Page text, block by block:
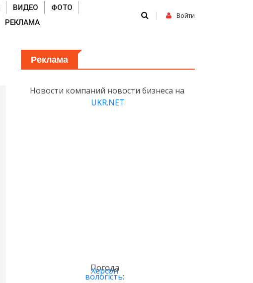
ВИДЕО
ФОТО
РЕКЛАМА
Войти
Реклама
Новости компаний новости бизнеса на
UKR.NET
Погода
Херсон
вологість: